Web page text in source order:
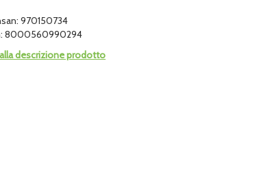
970150734
8000560990294
descrizione prodotto